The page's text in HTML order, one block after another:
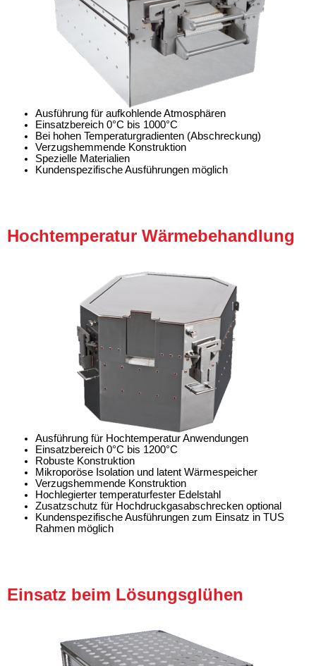
Ausführung für aufkohlende Atmosphären
Einsatzbereich 0°C bis 1000°C
Bei hohen Temperaturgradienten (Abschreckung)
Verzugshemmende Konstruktion
Spezielle Materialien
Kundenspezifische Ausführungen möglich
Hochtemperatur Wärmebehandlung
Ausführung für Hochtemperatur Anwendungen
Einsatzbereich 0°C bis 1200°C
Robuste Konstruktion
Mikroporöse Isolation und latent Wärmespeicher
Verzugshemmende Konstruktion
Hochlegierter temperaturfester Edelstahl
Zusatzschutz für Hochdruckgasabschrecken optional
Kundenspezifische Ausführungen zum Einsatz in TUS
Rahmen möglich
Einsatz beim Lösungsglühen